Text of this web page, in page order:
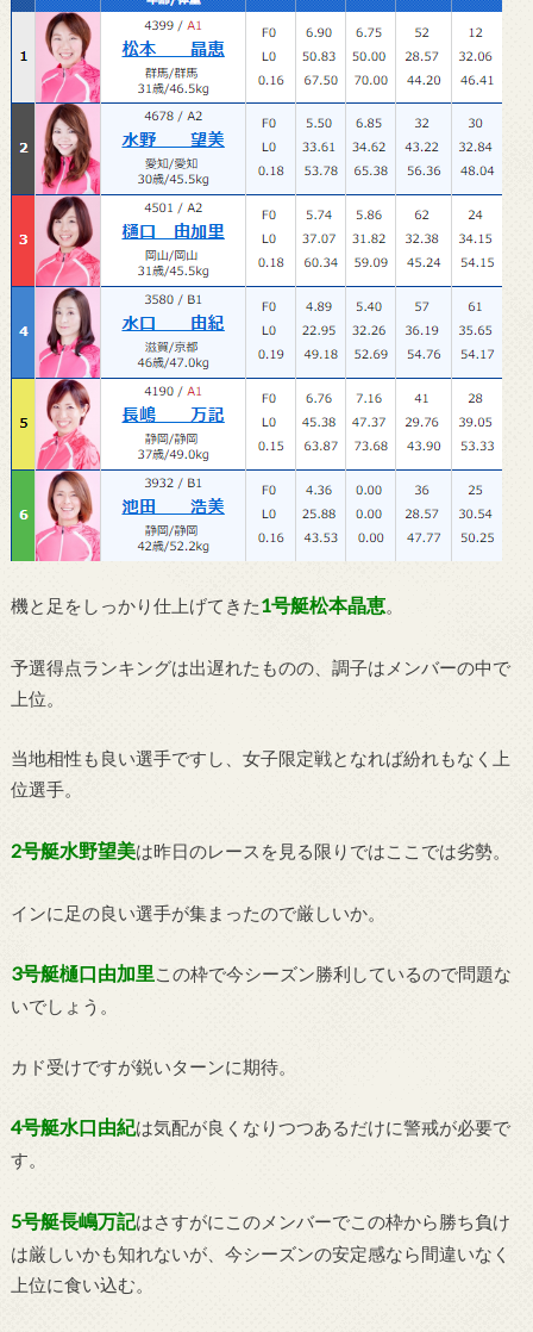
機と足をしっかり仕上げてきた1号艇松本晶恵。
予選得点ランキングは出遅れたものの、調子はメンバーの中で
上位。
当地相性も良い選手ですし、女子限定戦となれば紛れもなく上
位選手。
2号艇水野望美は昨日のレースを見る限りではここでは劣勢。
インに足の良い選手が集まったので厳しいか。
3号艇樋口由加里この枠で今シーズン勝利しているので問題な
いでしょう。
カド受けですが鋭いターンに期待。
4号艇水口由紀は気配が良くなりつつあるだけに警戒が必要で
す。
5号艇長嶋万記はさすがにこのメンバーでこの枠から勝ち負け
は厳しいかも知れないが、今シーズンの安定感なら間違いなく
上位に食い込む。